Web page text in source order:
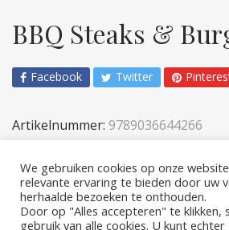
BBQ Steaks &
Facebook Twitter
Artikelnummer: 9789036644266
We gebruiken cookies op onze
relevante ervaring te bieden door uw
herhaalde bezoeken te onthouden.
Door op "Alles accepteren" te
gebruik van alle cookies. U kunt